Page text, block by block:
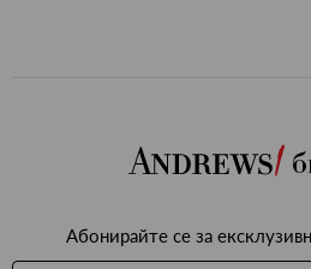
Абонирайте се за